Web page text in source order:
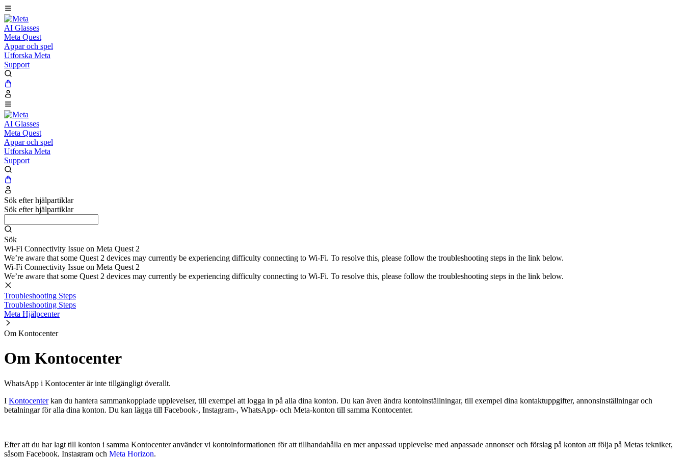
AI Glasses
Meta Quest
Appar och spel
Utforska Meta
Support
AI Glasses
Meta Quest
Appar och spel
Utforska Meta
Support
Sök efter hjälpartiklar
Sök efter hjälpartiklar
Sök
Wi-Fi Connectivity Issue on Meta Quest 2
We’re aware that some Quest 2 devices may currently be experiencing difficulty connecting to Wi-Fi. To resolve this, please follow the troubleshooting steps in the link below.
Wi-Fi Connectivity Issue on Meta Quest 2
We’re aware that some Quest 2 devices may currently be experiencing difficulty connecting to Wi-Fi. To resolve this, please follow the troubleshooting steps in the link below.
Troubleshooting Steps
Troubleshooting Steps
Meta Hjälpcenter
Om Kontocenter
Om Kontocenter
WhatsApp i Kontocenter är inte tillgängligt överallt.
I Kontocenterkan du hantera sammankopplade upplevelser, till exempel att logga in på alla dina konton. Du kan även ändra kontoinställningar, till exempel dina kontaktuppgifter, annonsinställningar och
betalningar för alla dina konton. Du kan lägga till Facebook-, Instagram-, WhatsApp- och Meta-konton till samma Kontocenter.
Efter att du har lagt till konton i samma Kontocenter använder vi kontoinformationen för att tillhandahålla en mer anpassad upplevelse med anpassade annonser och förslag på konton att följa på Metas tekniker,
såsom Facebook, Instagram och Meta Horizon.